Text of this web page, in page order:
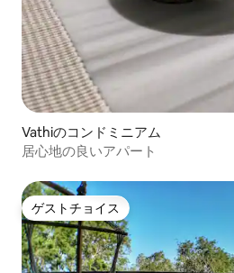
Vathiのコンドミニアム
居心地の良いアパート
ゲストチョイス
ゲストチョイス